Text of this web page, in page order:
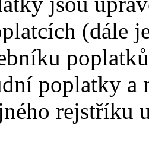
(dále
poplatky a
rejstříku